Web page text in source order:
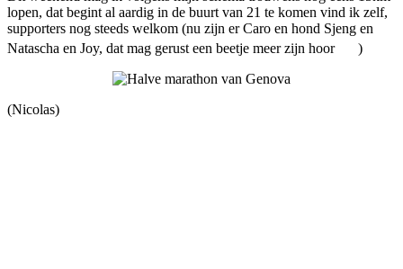
lopen, dat begint al aardig in de buurt van 21 te komen vind ik zelf,
supporters nog steeds welkom (nu zijn er Caro en hond Sjeng en
Natascha en Joy, dat mag gerust een beetje meer zijn hoor
)
(Nicolas)